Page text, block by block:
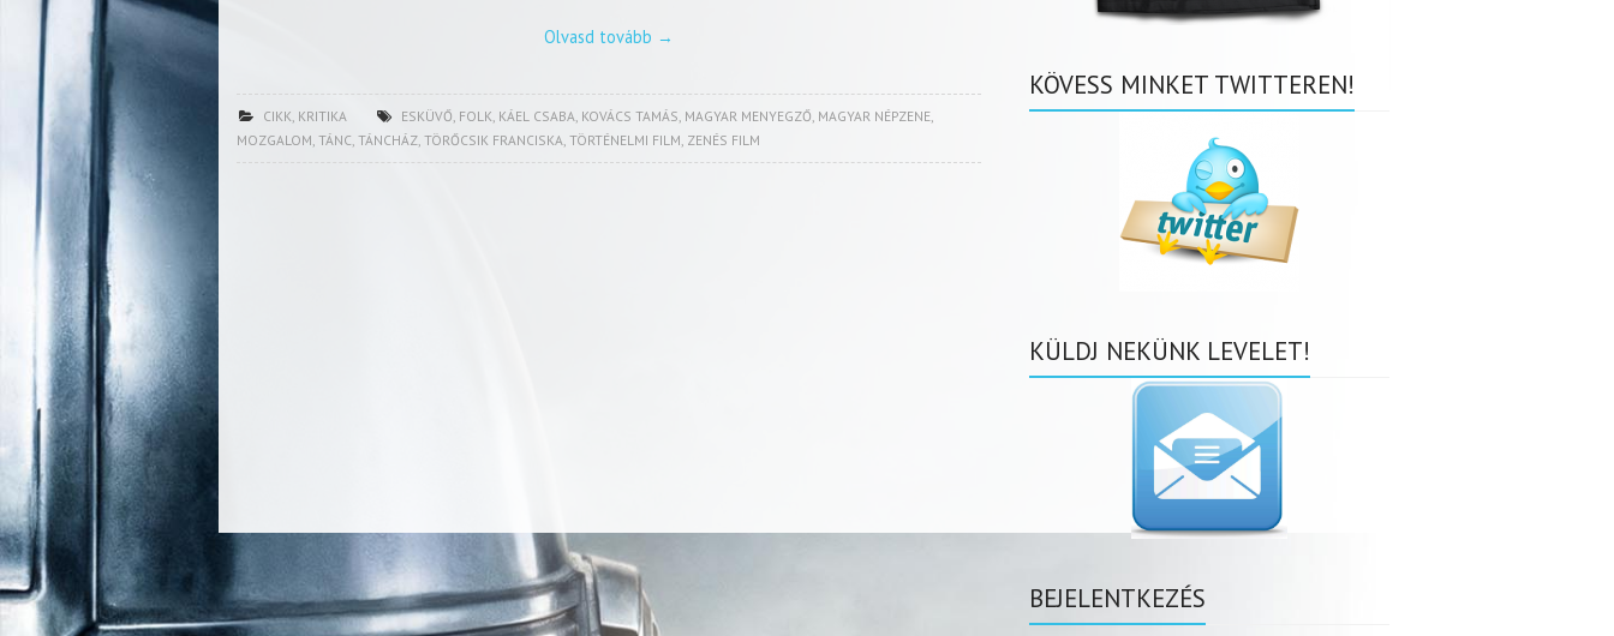
Olvasd tovább →
CIKK, KRITIKA ESKÜVŐ, FOLK, KÁEL CSABA, KOVÁCS TAMÁS, MAGYAR MENYEGZŐ, MAGYAR NÉPZENE,
MOZGALOM, TÁNC, TÁNCHÁZ, TÖRŐCSIK FRANCISKA, TÖRTÉNELMI FILM, ZENÉS FILM
KÖVESS MINKET TWITTEREN!
KÜLDJ NEKÜNK LEVELET!
BEJELENTKEZÉS